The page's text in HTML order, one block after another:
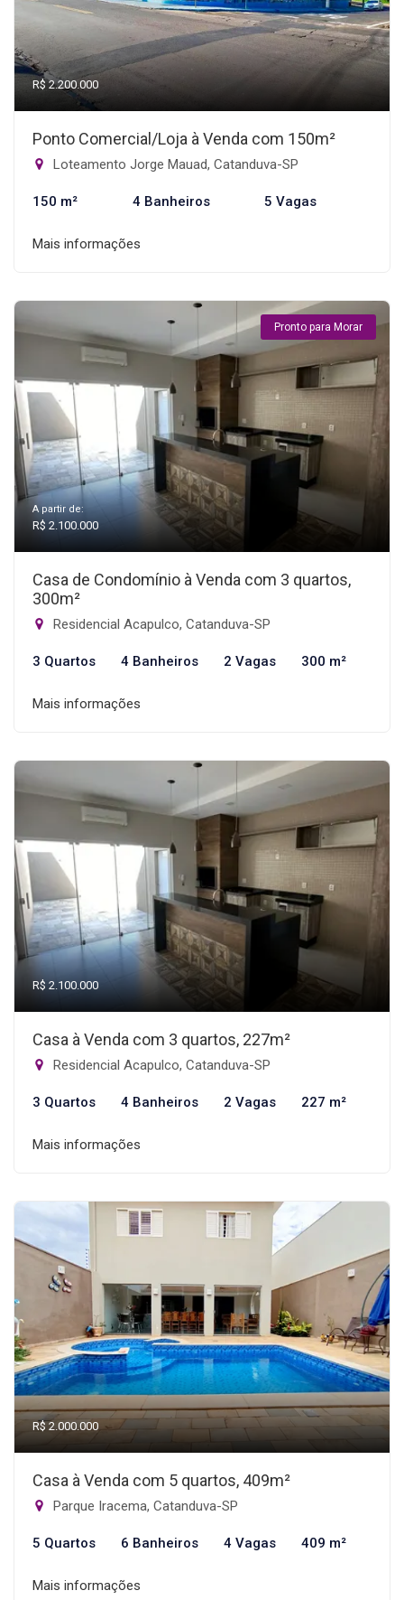
R$ 2.200.000
Ponto Comercial/Loja à Venda com 150m²
Loteamento Jorge Mauad, Catanduva-SP
150 m² 4 Banheiros 5 Vagas
Mais informações
Pronto para Morar
A partir de:
R$ 2.100.000
Casa de Condomínio à Venda com 3 quartos,
300m²
Residencial Acapulco, Catanduva-SP
3 Quartos 4 Banheiros 2 Vagas 300 m²
Mais informações
R$ 2.100.000
Casa à Venda com 3 quartos, 227m²
Residencial Acapulco, Catanduva-SP
3 Quartos 4 Banheiros 2 Vagas 227 m²
Mais informações
R$ 2.000.000
Casa à Venda com 5 quartos, 409m²
Parque Iracema, Catanduva-SP
5 Quartos 6 Banheiros 4 Vagas 409 m²
Mais informações